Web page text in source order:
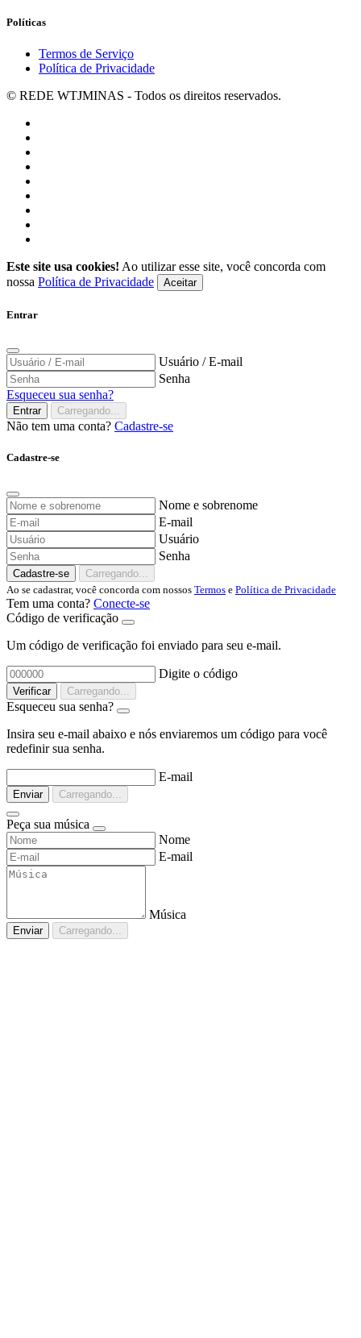
Políticas
Termos de Serviço
Política de Privacidade
© REDE WTJMINAS - Todos os direitos reservados.
Este site usa cookies! Ao utilizar esse site, você concorda com
nossa Política de Privacidade Aceitar
Entrar
Usuário / E-mail
Senha
Esqueceu sua senha?
Entrar Carregando...
Não tem uma conta? Cadastre-se
Cadastre-se
Nome e sobrenome
E-mail
Usuário
Senha
Cadastre-se
Carregando...
Ao se cadastrar, você concorda com nossos Termos e Política de Privacidade
Tem uma conta? Conecte-se
Código de verificação
Um código de verificação foi enviado para seu e-mail.
Digite o código
Verificar Carregando...
Esqueceu sua senha?
Insira seu e-mail abaixo e nós enviaremos um código para você
redefinir sua senha.
E-mail
Enviar Carregando...
Peça sua música
Nome
E-mail
Música
Enviar Carregando...